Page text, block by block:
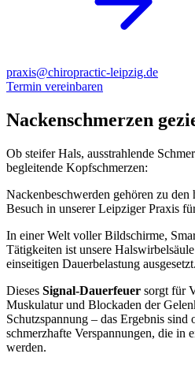
praxis@chiropractic-leipzig.de
Termin vereinbaren
Nackenschmerzen
Ob steifer Hals, ausstrahlende
begleitende Kopfschmerzen:
Nackenbeschwerden gehören zu
Besuch in unserer Leipziger Praxis
In einer Welt voller Bildschirme,
Tätigkeiten ist unsere
einseitigen Dauerbelastung ausgesetzt.
Dieses Signal-Dauerfeuer sorgt für
Muskulatur und Blockaden der
Schutzspannung – das Ergebnis sind
schmerzhafte Verspannungen, die in
werden.